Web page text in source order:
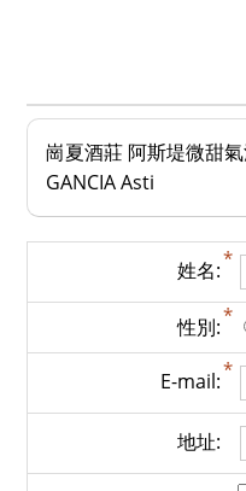
崗夏酒莊 阿斯堤微甜
GANCIA Asti
姓名:
性別:
E-mail:
地址: